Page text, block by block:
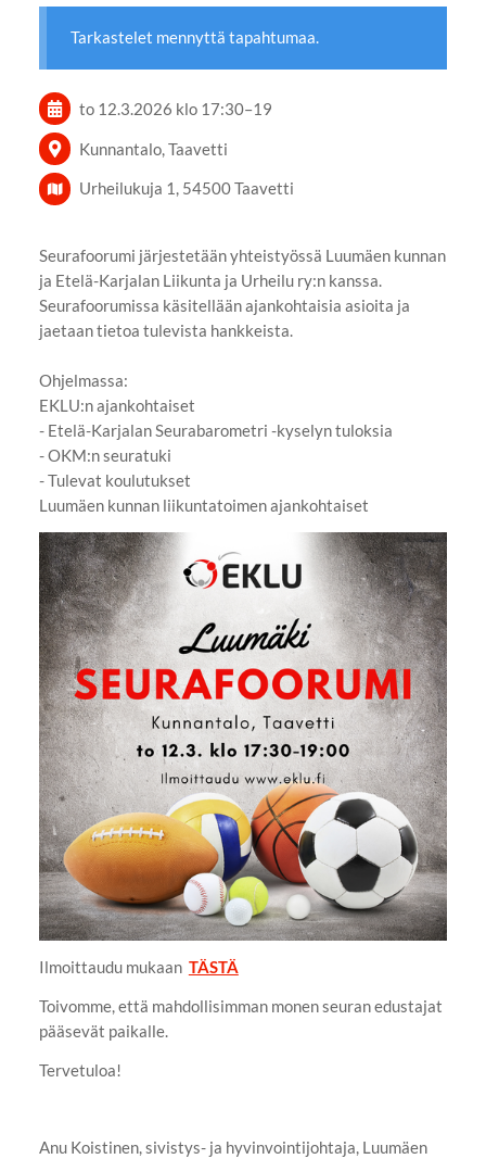
Tarkastelet mennyttä tapahtumaa.
to 12.3.2026 klo 17:30–19
Kunnantalo, Taavetti
Urheilukuja 1, 54500 Taavetti
Seurafoorumi järjestetään yhteistyössä Luumäen kunnan
ja Etelä-Karjalan Liikunta ja Urheilu ry:n kanssa.
Seurafoorumissa käsitellään ajankohtaisia asioita ja
jaetaan tietoa tulevista hankkeista.
Ohjelmassa:
EKLU:n ajankohtaiset
- Etelä-Karjalan Seurabarometri -kyselyn tuloksia
- OKM:n seuratuki
- Tulevat koulutukset
Luumäen kunnan liikuntatoimen ajankohtaiset
Ilmoittaudu mukaan TÄSTÄ
Toivomme, että mahdollisimman monen seuran edustajat
pääsevät paikalle.
Tervetuloa!
Anu Koistinen, sivistys- ja hyvinvointijohtaja, Luumäen